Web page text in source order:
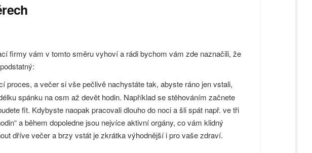
firmy vám v tomto směru vyhoví a rádi bychom vám zde naznačili, že
proces, a večer si vše pečlivě nachystáte tak, abyste ráno jen vstali,
spánku na osm až devět hodin. Například se stěhováním začnete
fit. Kdybyste naopak pracovali dlouho do noci a šli spát např. ve tři
a během dopoledne jsou nejvíce aktivní orgány, co vám klidný
dříve večer a brzy vstát je zkrátka výhodnější i pro vaše zdraví.